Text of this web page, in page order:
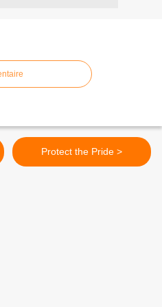
Protect the Pride >